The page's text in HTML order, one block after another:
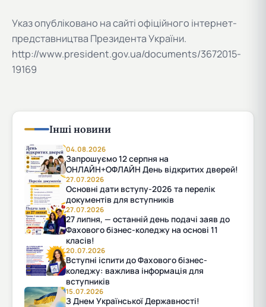
Указ опубліковано на сайті офіційного інтернет-
представництва Президента України.
http://www.president.gov.ua/documents/3672015-
19169
Інші новини
04.08.2026
Запрошуємо 12 серпня на
ОНЛАЙН+ОФЛАЙН День відкритих дверей!
27.07.2026
Основні дати вступу-2026 та перелік
документів для вступників
27.07.2026
27 липня, — останній день подачі заяв до
Фахового бізнес-коледжу на основі 11
класів!
20.07.2026
Вступні іспити до Фахового бізнес-
коледжу: важлива інформація для
вступників
15.07.2026
З Днем Української Державності!